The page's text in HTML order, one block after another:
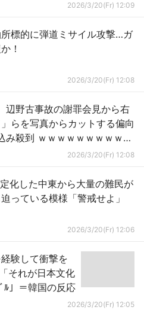
2026/3/20(Fr) 12:09
標的に弾道ミサイル攻撃…ガ
！
2026/3/20(Fr) 12:08
辺野古事故の謝罪会見から右
らを写真からカットする偏向
み殺到 ｗｗｗｗｗｗｗｗｗｗ
2026/3/20(Fr) 12:08
化した中東から大量の難民が
っている模様「警戒せよ」
2026/3/20(Fr) 12:06
験して衝撃を
それが日本文化
ﾙ」＝韓国の反応
2026/3/20(Fr) 12:05